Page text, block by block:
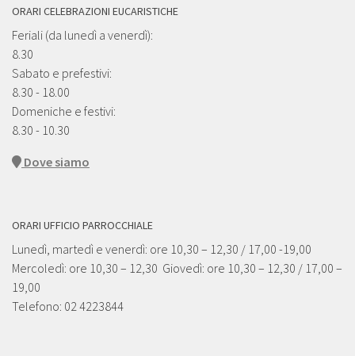
ORARI CELEBRAZIONI EUCARISTICHE
Feriali (da lunedì a venerdì):
8.30
Sabato e prefestivi:
8.30 - 18.00
Domeniche e festivi:
8.30 - 10.30
Dove siamo
ORARI UFFICIO PARROCCHIALE
Lunedì, martedì e venerdì: ore 10,30 – 12,30 / 17,00 -19,00
Mercoledì: ore 10,30 – 12,30 Giovedì: ore 10,30 – 12,30 / 17,00 –
19,00
Telefono: 02 4223844